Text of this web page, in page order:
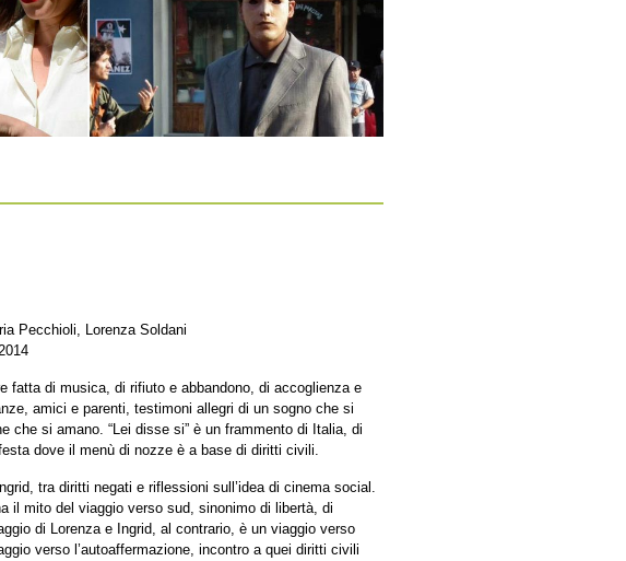
Pecchioli, Lorenza Soldani
fatta di musica, di rifiuto e abbandono, di accoglienza e
amici e parenti, testimoni allegri di un sogno che si
che si amano. “Lei disse si” è un frammento di Italia, di
dove il menù di nozze è a base di diritti civili.
tra diritti negati e riflessioni sull’idea di cinema social.
il mito del viaggio verso sud, sinonimo di libertà, di
di Lorenza e Ingrid, al contrario, è un viaggio verso
verso l’autoaffermazione, incontro a quei diritti civili